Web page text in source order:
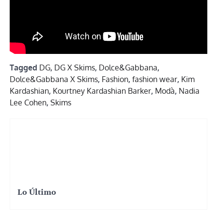
Tagged DG, DG X Skims, Dolce&Gabbana,
Dolce&Gabbana X Skims, Fashion, fashion wear, Kim
Kardashian, Kourtney Kardashian Barker, Modà, Nadia
Lee Cohen, Skims
Lo Último